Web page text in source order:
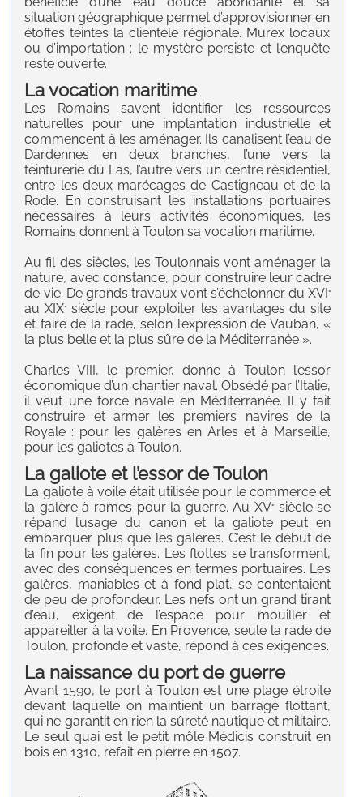
situation géographique permet d’approvisionner en
étoffes teintes la clientèle régionale. Murex locaux
ou d’importation : le mystère persiste et l’enquête
reste ouverte.
La vocation maritime
Les Romains savent identifier les ressources
naturelles pour une implantation industrielle et
commencent à les aménager. Ils canalisent l’eau de
Dardennes en deux branches, l’une vers la
teinturerie du Las, l’autre vers un centre résidentiel,
entre les deux marécages de Castigneau et de la
Rode. En construisant les installations portuaires
nécessaires à leurs activités économiques, les
Romains donnent à Toulon sa vocation maritime.
Au fil des siècles, les Toulonnais vont aménager la
nature, avec constance, pour construire leur cadre
de vie. De grands travaux vont s’échelonner du XVI°
au XIX° siècle pour exploiter les avantages du site
et faire de la rade, selon l’expression de Vauban, «
la plus belle et la plus sûre de la Méditerranée ».
Charles VIII, le premier, donne à Toulon l’essor
économique d’un chantier naval. Obsédé par l’Italie,
il veut une force navale en Méditerranée. Il y fait
construire et armer les premiers navires de la
Royale : pour les galères en Arles et à Marseille,
pour les galiotes à Toulon.
La galiote et l’essor de Toulon
La galiote à voile était utilisée pour le commerce et
la galère à rames pour la guerre. Au XV° siècle se
répand l’usage du canon et la galiote peut en
embarquer plus que les galères. C’est le début de
la fin pour les galères. Les flottes se transforment,
avec des conséquences en termes portuaires. Les
galères, maniables et à fond plat, se contentaient
de peu de profondeur. Les nefs ont un grand tirant
d’eau, exigent de l’espace pour mouiller et
appareiller à la voile. En Provence, seule la rade de
Toulon, profonde et vaste, répond à ces exigences.
La naissance du port de guerre
Avant 1590, le port à Toulon est une plage étroite
devant laquelle on maintient un barrage flottant,
qui ne garantit en rien la sûreté nautique et militaire.
Le seul quai est le petit môle Médicis construit en
bois en 1310, refait en pierre en 1507.